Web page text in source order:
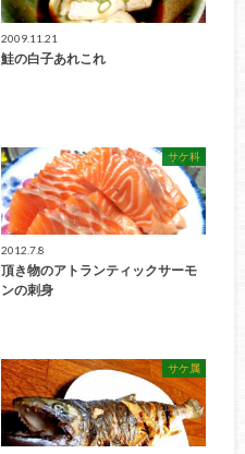
2009.11.21
鮭の白子あれこれ
サケ科
2012.7.8
頂き物のアトランティックサーモ
ンの刺身
サケ属